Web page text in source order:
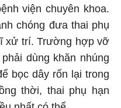
viện chuyên khoa.
chóng đưa thai phụ
xử trí. Trường hợp vỡ
dùng khăn nhúng
bọc dây rốn lại trong
thời, thai phụ hạn
nhất có thể.